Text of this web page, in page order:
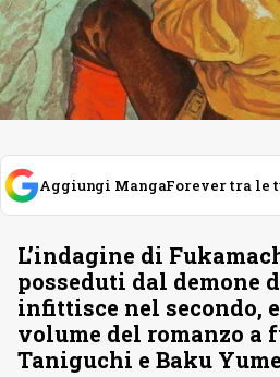
Aggiungi MangaForever tra le
L’indagine di
posseduti dal demone
infittisce nel secondo,
volume del romanzo a
Taniguchi e Baku